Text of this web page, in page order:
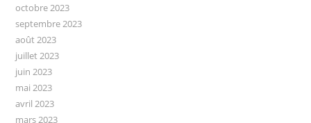
octobre 2023
septembre 2023
août 2023
juillet 2023
juin 2023
mai 2023
avril 2023
mars 2023